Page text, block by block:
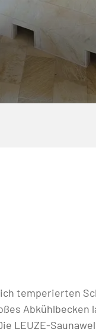
temperierten
Abkühlbecken
LEUZE-